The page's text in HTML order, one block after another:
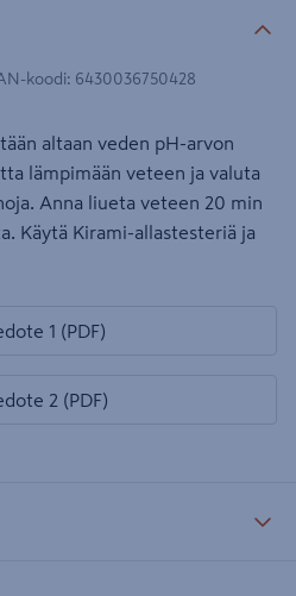
koodi: 6430036750428
altaan veden pH-arvon
lämpimään veteen ja valuta
Anna liueta veteen 20 min
Käytä Kirami-allastesteriä ja
1 (PDF)
2 (PDF)